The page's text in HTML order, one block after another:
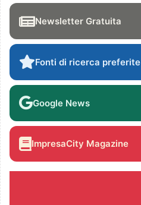
Newsletter Gratuita
Fonti di ricerca preferite
Google News
ImpresaCity Magazine